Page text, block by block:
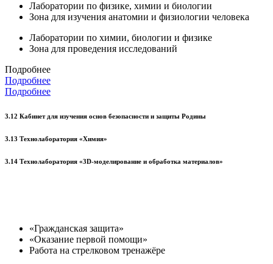
Лаборатории по физике, химии и биологии
Зона для изучения анатомии и физиологии человека
Лаборатории по химии, биологии и физике
Зона для проведения исследований
Подробнее
Подробнее
Подробнее
3.12 Кабинет для изучения основ безопасности и защиты Родины
3.13 Технолаборатория «Химия»
3.14 Технолаборатория «3D-моделирование и обработка материалов»
«Гражданская защита»
«Оказание первой помощи»
Работа на стрелковом тренажёре